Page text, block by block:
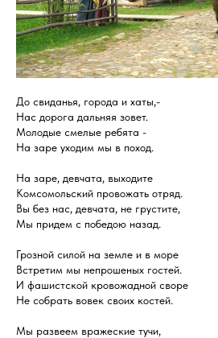
До свиданья, города и хаты,-
Нас дорога дальняя зовет.
Молодые смелые ребята -
На заре уходим мы в поход.
На заре, девчата, выходите
Комсомольский провожать отряд.
Вы без нас, девчата, не грустите,
Мы придем с победою назад.
Грозной силой на земле и в море
Встретим мы непрошеных гостей.
И фашистской кровожадной своре
Не собрать вовек своих костей.
Мы развеем вражеские тучи,